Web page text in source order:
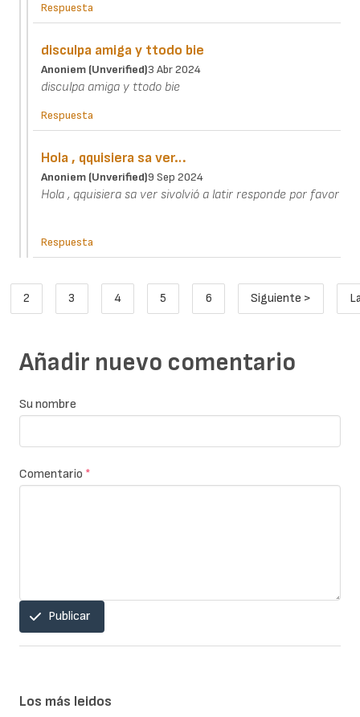
Respuesta
disculpa amiga y ttodo bie
Anoniem (unverified)3 Abr 2024
disculpa amiga y ttodo bie
Respuesta
Hola , qquisiera sa ver…
Anoniem (unverified)9 Sep 2024
Hola , qquisiera sa ver sivolvió a latir responde por favor
Respuesta
Paginación
actual
Page
2
Page
3
Page
4
Page
5
Page
6
Siguiente
Siguiente >
Añadir nuevo comentario
Su nombre
Comentario *
Publicar
Los más leidos